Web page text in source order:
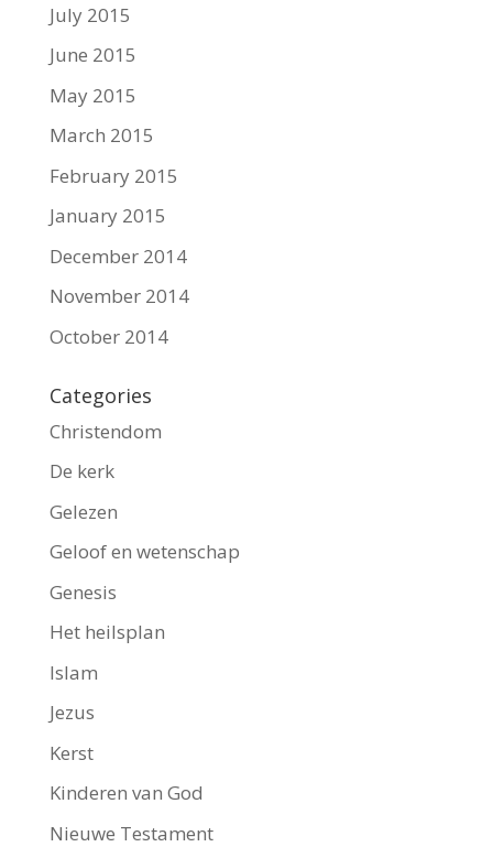
July 2015
June 2015
May 2015
March 2015
February 2015
January 2015
December 2014
November 2014
October 2014
Categories
Christendom
De kerk
Gelezen
Geloof en wetenschap
Genesis
Het heilsplan
Islam
Jezus
Kerst
Kinderen van God
Nieuwe Testament